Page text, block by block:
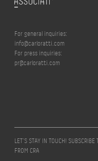
For general inquiries:
info@carloratti.com
For press inquiries:
pr@carloratti.com
LET’S STAY IN TOUCH!
FROM CRA